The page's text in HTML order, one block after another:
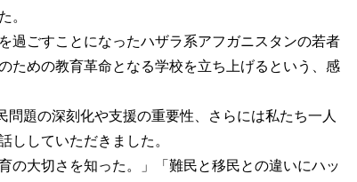
。
過ごすことになったハザラ系アフガニスタンの若者
ための教育革命となる学校を立ち上げるという、感
題の深刻化や支援の重要性、さらには私たち一人
ししていただきました。
の大切さを知った。」「難民と移民との違いにハッ